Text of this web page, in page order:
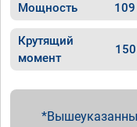
Мощность
Крутящий
момент